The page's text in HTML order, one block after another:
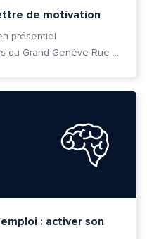
de motivation
présentiel
Cité des Métiers du Grand Genève Rue Prévost-Martin 6 1205 Genève
: activer son